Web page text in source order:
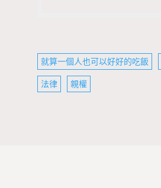
就算一個人也可以好好的吃飯
法律 親權